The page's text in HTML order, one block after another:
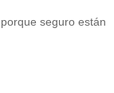
seguro están